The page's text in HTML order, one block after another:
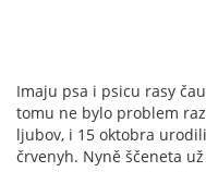
Imaju psa i psicu rasy
tomu ne bylo problem
ljubov, i 15 oktobra
črvenyh. Nyně ščeneta